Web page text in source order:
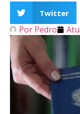
Twitter
Por Pedro